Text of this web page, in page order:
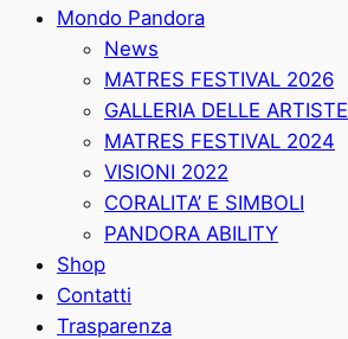
Mondo Pandora
News
MATRES FESTIVAL 2026
GALLERIA DELLE ARTISTE
MATRES FESTIVAL 2024
VISIONI 2022
CORALITA’ E SIMBOLI
PANDORA ABILITY
Shop
Contatti
Trasparenza